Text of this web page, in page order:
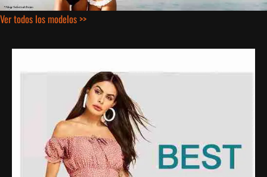
Ver todos los modelos >>